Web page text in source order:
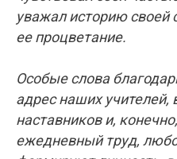
ежедневный труд,
формируют личность,
быть единым народом,
уверенностью смотрят
Желаю всем крепкого